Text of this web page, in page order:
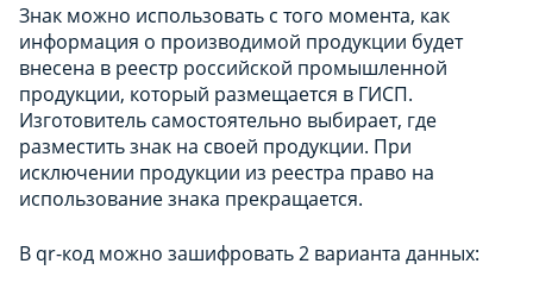
Знак можно использовать с того момента, как
информация о производимой продукции будет
внесена в реестр российской промышленной
продукции, который размещается в ГИСП.
Изготовитель самостоятельно выбирает, где
разместить знак на своей продукции. При
исключении продукции из реестра право на
использование знака прекращается.
В qr-код можно зашифровать 2 варианта данных: